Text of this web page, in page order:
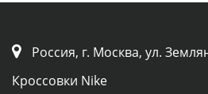
Россия, г. Москва, ул.
Кроссовки Nike